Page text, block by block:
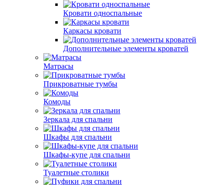
Кровати односпальные
Каркасы кровати
Дополнительные элементы кроватей
Матрасы
Прикроватные тумбы
Комоды
Зеркала для спальни
Шкафы для спальни
Шкафы-купе для спальни
Туалетные столики